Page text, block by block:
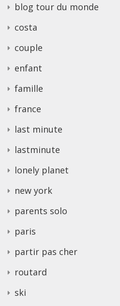
blog tour du monde
costa
couple
enfant
famille
france
last minute
lastminute
lonely planet
new york
parents solo
paris
partir pas cher
routard
ski